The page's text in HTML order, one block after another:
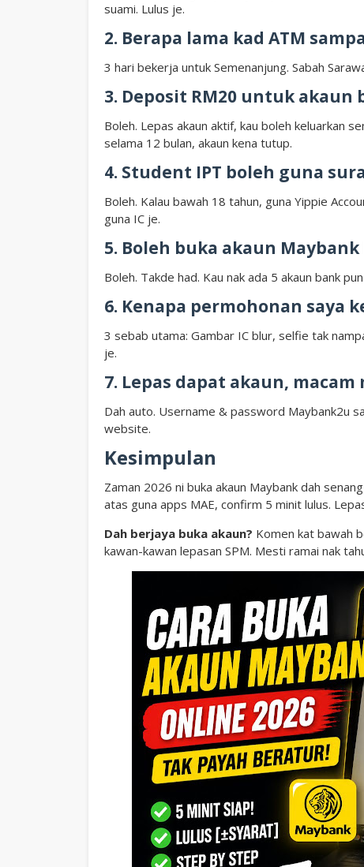
suami. Lulus je.
2. Berapa lama kad ATM
3 hari bekerja untuk Semenanjung. Sabah
3. Deposit RM20 untuk
Boleh. Lepas akaun aktif, kau boleh keluarkan
selama 12 bulan, akaun kena tutup.
4. Student IPT boleh guna
Boleh. Kalau bawah 18 tahun, guna Yippie
guna IC je.
5. Boleh buka akaun
Boleh. Takde had. Kau nak ada 5 akaun bank
6. Kenapa permohonan saya
3 sebab utama: Gambar IC blur, selfie tak
je.
7. Lepas dapat akaun,
Dah auto. Username & password Maybank2u
website.
Kesimpulan
Zaman 2026 ni buka akaun Maybank dah
atas guna apps MAE, confirm 5 minit lulus.
Dah berjaya buka akaun? Komen kat bawah
kawan-kawan lepasan SPM. Mesti ramai nak